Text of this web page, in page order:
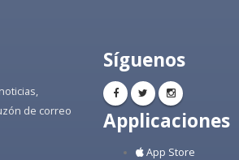
de correo
Síguenos
Applicaciones
App Store